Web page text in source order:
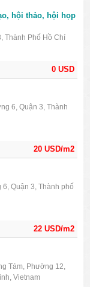
0 USD
hội thảo, hội họp
Thành Phố Hồ Chí
20 USD/m2
6, Quận 3, Thành
22 USD/m2
Quận 3, Thành phố
Tám, Phường 12,
Vietnam